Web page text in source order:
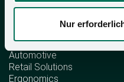
Nur
Company divisions
Wooden fittings
Automotive
Retail Solutions
Ergonomics